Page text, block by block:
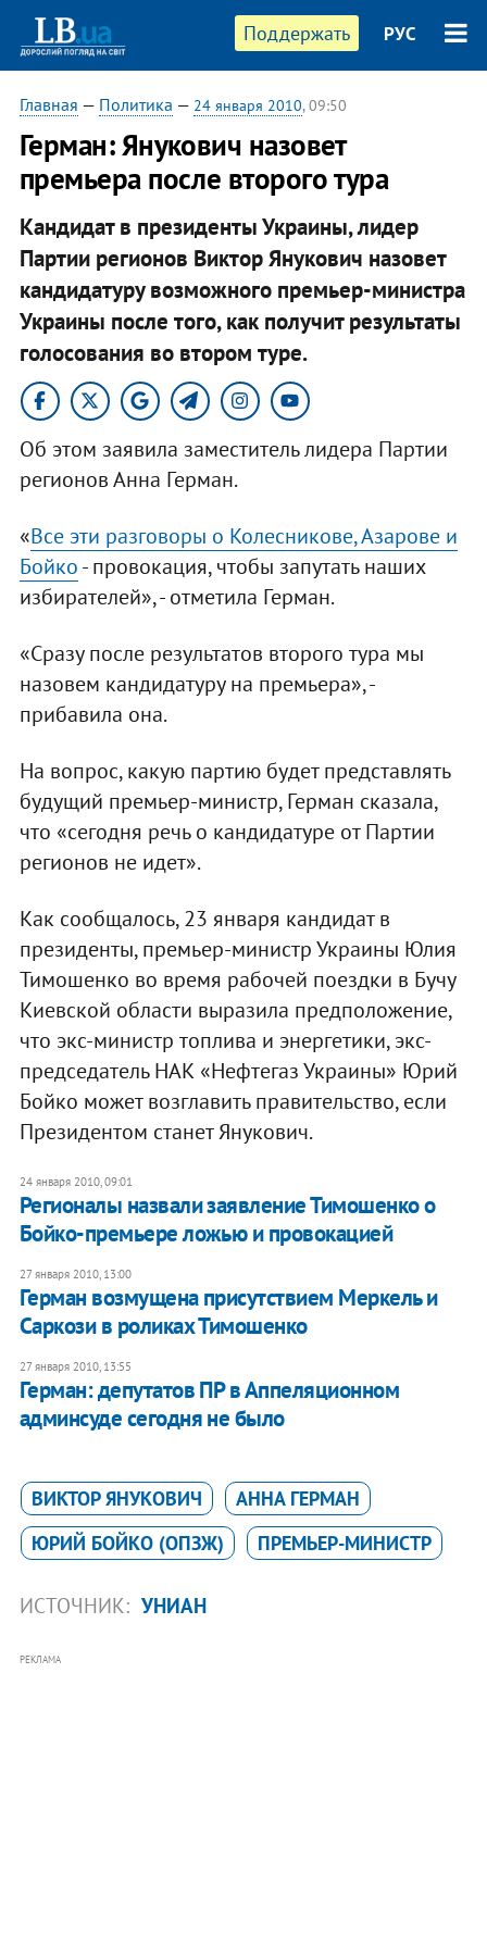
Поддержать РУС
Главная — Политика — 24 января 2010, 09:50
Герман: Янукович назовет
премьера после второго тура
Кандидат в президенты Украины, лидер
Партии регионов Виктор Янукович назовет
кандидатуру возможного премьер-министра
Украины после того, как получит результаты
голосования во втором туре.
Об этом заявила заместитель лидера Партии
регионов Анна Герман.
«Все эти разговоры о Колесникове, Азарове и
Бойко- провокация, чтобы запутать наших
избирателей», - отметила Герман.
«Сразу после результатов второго тура мы
назовем кандидатуру на премьера», -
прибавила она.
На вопрос, какую партию будет представлять
будущий премьер-министр, Герман сказала,
что «сегодня речь о кандидатуре от Партии
регионов не идет».
Как сообщалось, 23 января кандидат в
президенты, премьер-министр Украины Юлия
Тимошенко во время рабочей поездки в Бучу
Киевской области выразила предположение,
что экс-министр топлива и энергетики, экс-
председатель НАК «Нефтегаз Украины» Юрий
Бойко может возглавить правительство, если
Президентом станет Янукович.
24 января 2010, 09:01
Регионалы назвали заявление Тимошенко о
Бойко-премьере ложью и провокацией
27 января 2010, 13:00
Герман возмущена присутствием Меркель и
Саркози в роликах Тимошенко
27 января 2010, 13:55
Герман: депутатов ПР в Аппеляционном
админсуде сегодня не было
ВИКТОР ЯНУКОВИЧ
АННА ГЕРМАН
ЮРИЙ БОЙКО (ОПЗЖ)
ПРЕМЬЕР-МИНИСТР
ИСТОЧНИК: УНИАН
РЕКЛАМА